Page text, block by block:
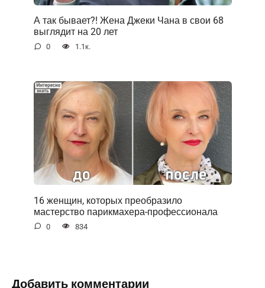
А так бывает?! Жена Джеки Чана в свои 68
выглядит на 20 лет
0 1.1к.
16 женщин, которых преобразило
мастерство парикмахера-профессионала
0 834
Добавить комментарии